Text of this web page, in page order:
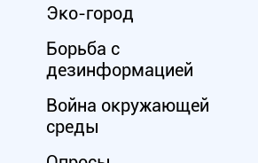
Эко-город
Борьба с
дезинформацией
Война окружающей
среды